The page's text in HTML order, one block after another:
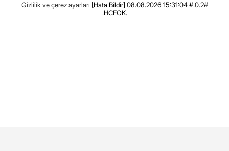
Gizlilik ve çerez ayarları [Hata Bildir] 08.08.2026 15:31:04 #.0.2#
.HCFOK.